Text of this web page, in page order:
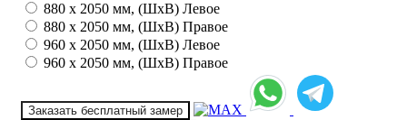
880 х 2050 мм, (ШхВ) Левое
880 х 2050 мм, (ШхВ) Правое
960 х 2050 мм, (ШхВ) Левое
960 х 2050 мм, (ШхВ) Правое
Заказать бесплатный замер